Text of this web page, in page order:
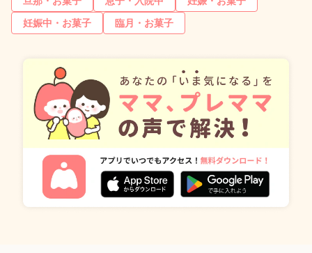
妊娠中・お菓子
臨月・お菓子